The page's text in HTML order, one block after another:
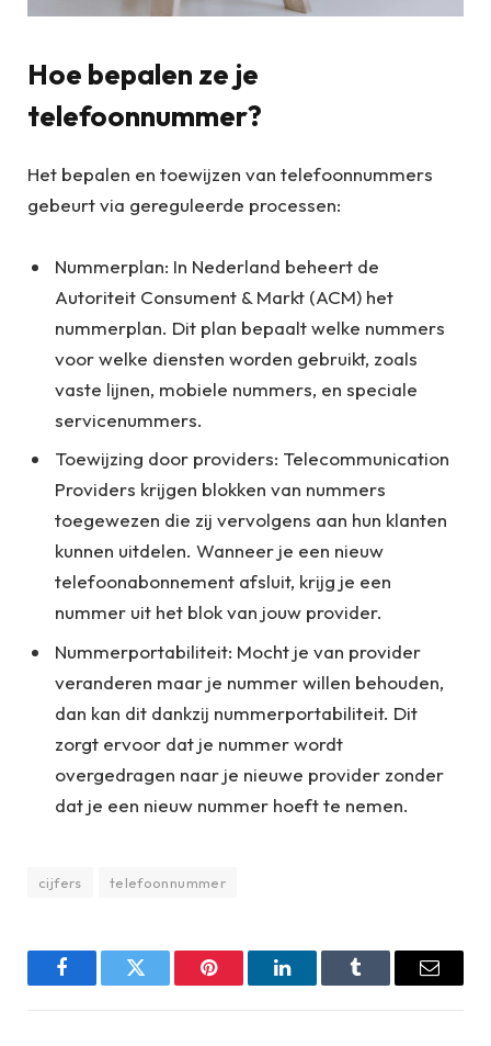
Hoe bepalen ze je
telefoonnummer?
Het bepalen en toewijzen van telefoonnummers
gebeurt via gereguleerde processen:
Nummerplan: In Nederland beheert de
Autoriteit Consument & Markt (ACM) het
nummerplan. Dit plan bepaalt welke nummers
voor welke diensten worden gebruikt, zoals
vaste lijnen, mobiele nummers, en speciale
servicenummers.
Toewijzing door providers: Telecommunication
Providers krijgen blokken van nummers
toegewezen die zij vervolgens aan hun klanten
kunnen uitdelen. Wanneer je een nieuw
telefoonabonnement afsluit, krijg je een
nummer uit het blok van jouw provider.
Nummerportabiliteit: Mocht je van provider
veranderen maar je nummer willen behouden,
dan kan dit dankzij nummerportabiliteit. Dit
zorgt ervoor dat je nummer wordt
overgedragen naar je nieuwe provider zonder
dat je een nieuw nummer hoeft te nemen.
cijfers telefoonnummer
FacebookTwitter Pinterest LinkedInTumblr Email